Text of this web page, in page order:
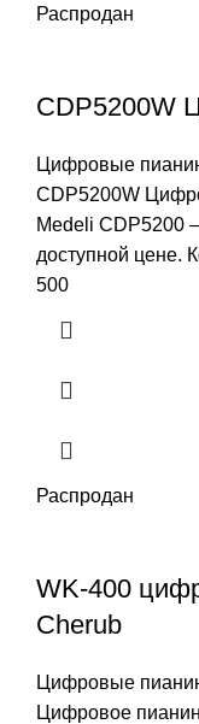
Распродан
CDP5200W
Цифровые
CDP5200W
Medeli CDP5200
доступной цене.
500
Распродан
WK-400
Cherub
Цифровые
Цифровое